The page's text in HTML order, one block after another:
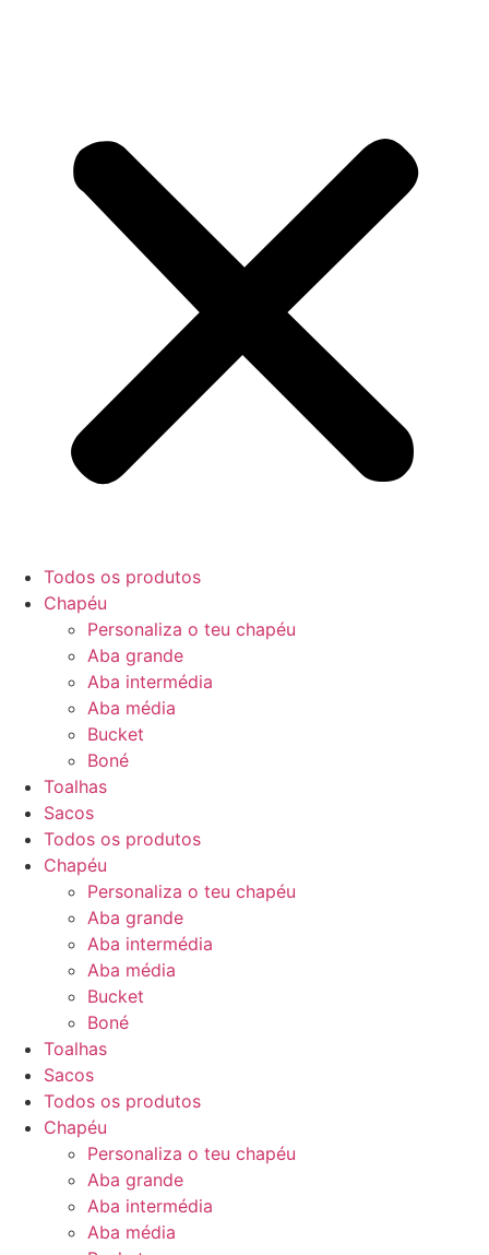
Todos os produtos
Chapéu
Personaliza o teu chapéu
Aba grande
Aba intermédia
Aba média
Bucket
Boné
Toalhas
Sacos
Todos os produtos
Chapéu
Personaliza o teu chapéu
Aba grande
Aba intermédia
Aba média
Bucket
Boné
Toalhas
Sacos
Todos os produtos
Chapéu
Personaliza o teu chapéu
Aba grande
Aba intermédia
Aba média